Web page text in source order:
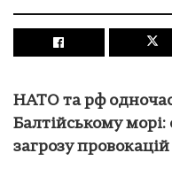
НАТО та рф
Балтійському
загрозу провокацій